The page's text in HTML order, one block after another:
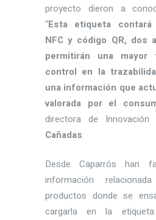
proyecto dieron a
“Esta etiqueta
NFC y código QR, dos
permitirán una mayor
control en la
una información que
valorada por el
directora de Innovación
Cañadas.
Desde Caparrós han
información
productos donde se
cargarla en la